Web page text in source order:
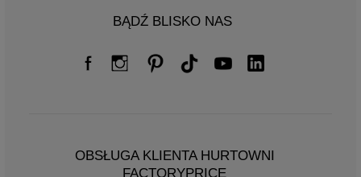
BĄDŹ BLISKO NAS
OBSŁUGA KLIENTA HURTOWNI
FACTORYPRICE